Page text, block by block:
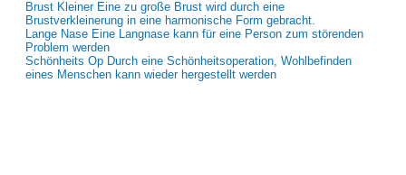
Brust Kleiner Eine zu große Brust wird durch eine
Brustverkleinerung in eine harmonische Form gebracht.
Lange Nase Eine Langnase kann für eine Person zum störenden
Problem werden
Schönheits Op Durch eine Schönheitsoperation, Wohlbefinden
eines Menschen kann wieder hergestellt werden